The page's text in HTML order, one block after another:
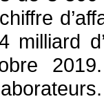
milliard